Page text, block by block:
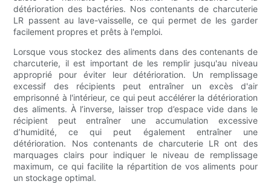
détérioration des bactéries. Nos contenants de charcuterie
LR passent au lave-vaisselle, ce qui permet de les garder
facilement propres et prêts à l'emploi.
Lorsque vous stockez des aliments dans des contenants de
charcuterie, il est important de les remplir jusqu'au niveau
approprié pour éviter leur détérioration. Un remplissage
excessif des récipients peut entraîner un excès d'air
emprisonné à l'intérieur, ce qui peut accélérer la détérioration
des aliments. À l’inverse, laisser trop d’espace vide dans le
récipient peut entraîner une accumulation excessive
d’humidité, ce qui peut également entraîner une
détérioration. Nos contenants de charcuterie LR ont des
marquages ​​clairs pour indiquer le niveau de remplissage
maximum, ce qui facilite la répartition de vos aliments pour
un stockage optimal.